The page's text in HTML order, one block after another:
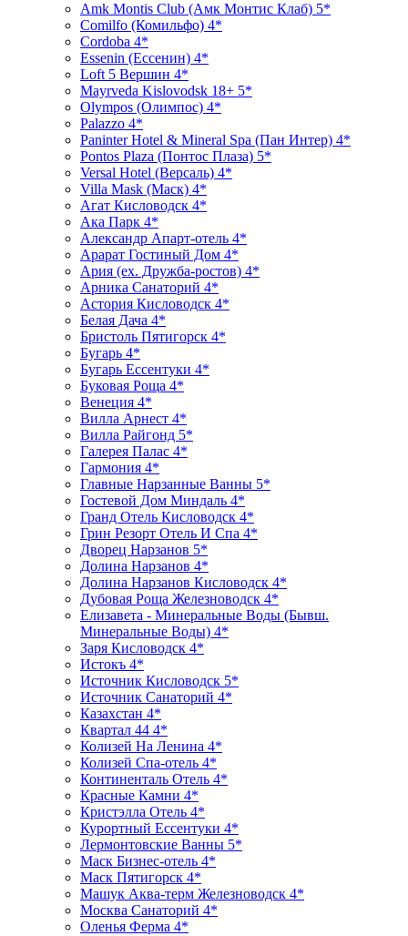
Amk Montis Club (Амк Монтис Клаб) 5*
Comilfo (Комильфо) 4*
Cordoba 4*
Essenin (Ессенин) 4*
Loft 5 Вершин 4*
Mayrveda Kislovodsk 18+ 5*
Olympos (Олимпос) 4*
Palazzo 4*
Paninter Hotel & Mineral Spa (Пан Интер) 4*
Pontos Plaza (Понтос Плаза) 5*
Versal Hotel (Версаль) 4*
Villa Mask (Маск) 4*
Агат Кисловодск 4*
Ака Парк 4*
Александр Апарт-отель 4*
Арарат Гостиный Дом 4*
Ария (ex. Дружба-ростов) 4*
Арника Санаторий 4*
Астория Кисловодск 4*
Белая Дача 4*
Бристоль Пятигорск 4*
Бугарь 4*
Бугарь Ессентуки 4*
Буковая Роща 4*
Венеция 4*
Вилла Арнест 4*
Вилла Райгонд 5*
Галерея Палас 4*
Гармония 4*
Главные Нарзанные Ванны 5*
Гостевой Дом Миндаль 4*
Гранд Отель Кисловодск 4*
Грин Резорт Отель И Спа 4*
Дворец Нарзанов 5*
Долина Нарзанов 4*
Долина Нарзанов Кисловодск 4*
Дубовая Роща Железноводск 4*
Елизавета - Минеральные Воды (Бывш.
Минеральные Воды) 4*
Заря Кисловодск 4*
Истокъ 4*
Источник Кисловодск 5*
Источник Санаторий 4*
Казахстан 4*
Квартал 44 4*
Колизей На Ленина 4*
Колизей Спа-отель 4*
Континенталь Отель 4*
Красные Камни 4*
Кристэлла Отель 4*
Курортный Ессентуки 4*
Лермонтовские Ванны 5*
Маск Бизнес-отель 4*
Маск Пятигорск 4*
Машук Аква-терм Железноводск 4*
Москва Санаторий 4*
Оленья Ферма 4*